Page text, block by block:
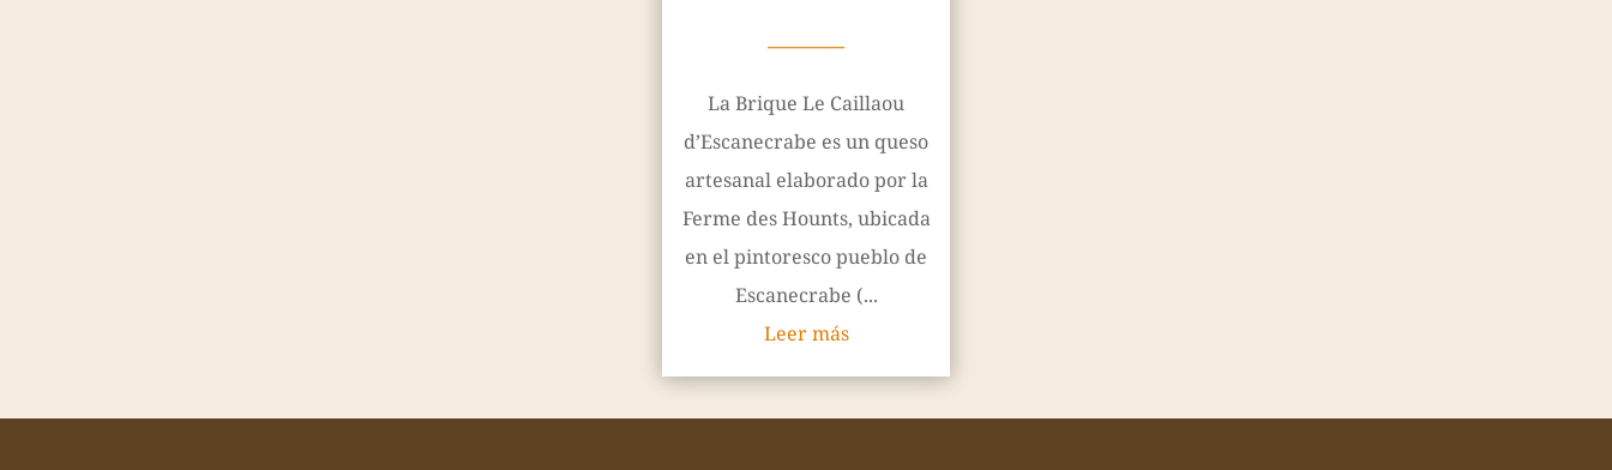
————
La Brique Le Caillaou
d’Escanecrabe es un queso
artesanal elaborado por la
Ferme des Hounts, ubicada
en el pintoresco pueblo de
Escanecrabe (...
Leer más